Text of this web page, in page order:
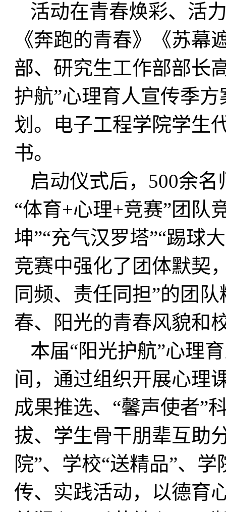
活动在青春焕彩、活
《奔跑的青春》《苏幕
部、研究生工作部部长
护航”心理育人宣传季
划。电子工程学院学生
书。
启动仪式后，500余
“体育+心理+竞赛”团队
坤”“充气汉罗塔”“踢球
竞赛中强化了团体默契
同频、责任同担”的团
春、阳光的青春风貌和
本届“阳光护航”心理
间，通过组织开展心理
成果推选、“馨声使者”
拔、学生骨干朋辈互助
院”、学校“送精品”、
传、实践活动，以德育